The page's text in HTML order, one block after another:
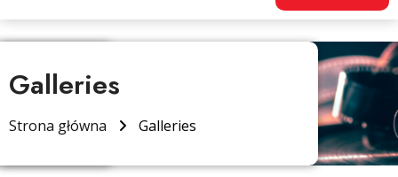
Galleries
Strona główna Galleries